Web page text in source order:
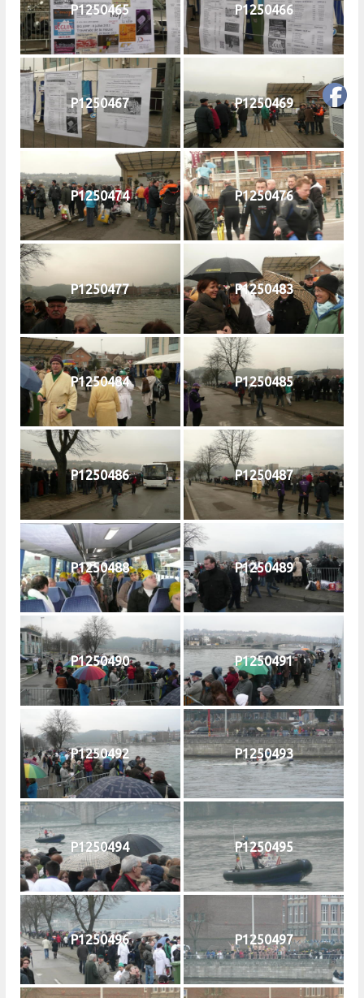
P1250465 P1250466
P1250467 P1250469
P1250474 P1250476
P1250477 P1250483
P1250484 P1250485
P1250486 P1250487
P1250488 P1250489
P1250490 P1250491
P1250492 P1250493
P1250494 P1250495
P1250496 P1250497